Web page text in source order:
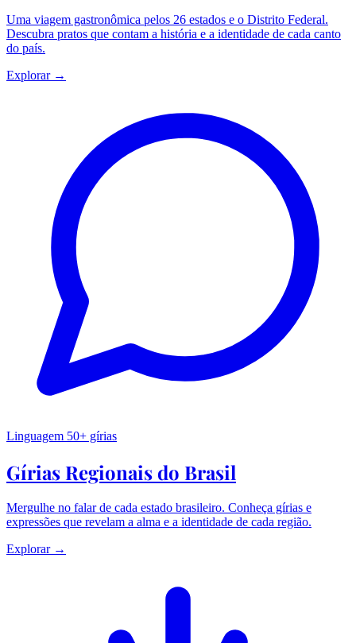
Uma viagem gastronômica pelos 26 estados e o Distrito Federal.
Descubra pratos que contam a história e a identidade de cada canto
do país.
Explorar →
Linguagem 50+ gírias
Gírias Regionais do Brasil
Mergulhe no falar de cada estado brasileiro. Conheça gírias e
expressões que revelam a alma e a identidade de cada região.
Explorar →